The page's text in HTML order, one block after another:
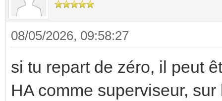
08/05/2026, 09:58:27
si tu repart de zéro, il peut
HA comme superviseur,